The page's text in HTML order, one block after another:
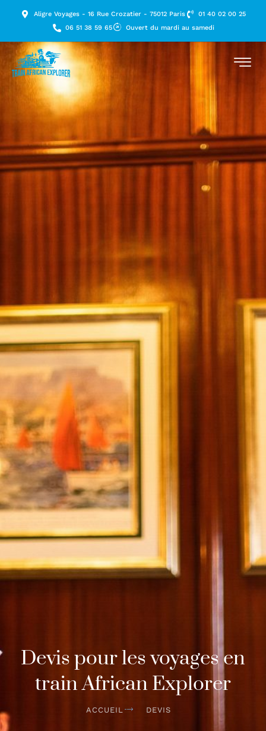
Aligre Voyages - 16 Rue Crozatier - 75012 Paris
01 40 02 00 25
06 51 38 59 65
Ouvert du mardi au samedi
Devis pour les voyages en
train African Explorer
ACCUEIL DEVIS